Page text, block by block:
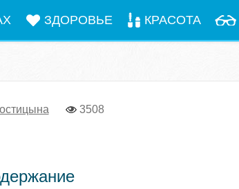
ЗДОРОВЬЕ КРАСОТА
3508